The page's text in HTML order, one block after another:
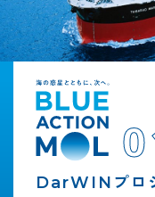
マイクロプラ
DarWINプロ
船の世界を「見て」
体験できるミュージア